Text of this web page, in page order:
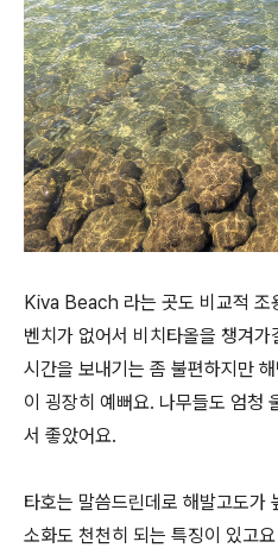
Kiva Beach 라는 곳도 비교적 조
벤치가 없어서 비치타올을 챙겨
시간을 보내기는 좀 불편하지만
이 굉장히 예뻐요. 나무들도 엄청
서 좋았어요.
타호는 말씀드린데로 해발고도가
소화도 천천히 되는 특징이 있고